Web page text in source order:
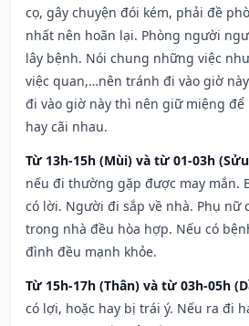
cọ, gây chuyện đói kém, phải đề
nhất nên hoãn lại. Phòng người
lây bệnh. Nói chung những việc
việc quan,…nên tránh đi vào giờ
đi vào giờ này thì nên giữ miệng để
hay cãi nhau.
Từ 13h-15h (Mùi) và từ 01-03h
nếu đi thường gặp được may mắn.
có lời. Người đi sắp về nhà. Phụ nữ
trong nhà đều hòa hợp. Nếu có
đình đều mạnh khỏe.
Từ 15h-17h (Thân) và từ 03h-05h
có lợi, hoặc hay bị trái ý. Nếu ra đi